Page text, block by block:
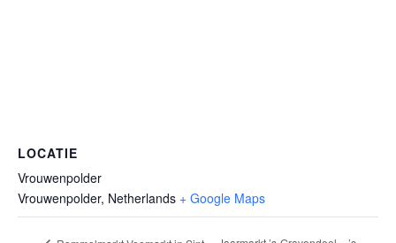
LOCATIE
Vrouwenpolder
Vrouwenpolder, Netherlands + Google Maps